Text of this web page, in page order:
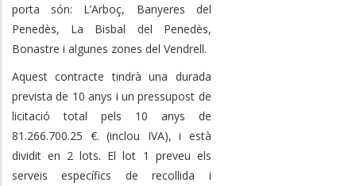
porta són: L’Arboç, Banyeres del
Penedès, La Bisbal del Penedès,
Bonastre i algunes zones del Vendrell.
Aquest contracte tindrà una durada
prevista de 10 anys i un pressupost de
licitació total pels 10 anys de
81.266.700.25 €. (inclou IVA), i està
dividit en 2 lots. El lot 1 preveu els
serveis específics de recollida i